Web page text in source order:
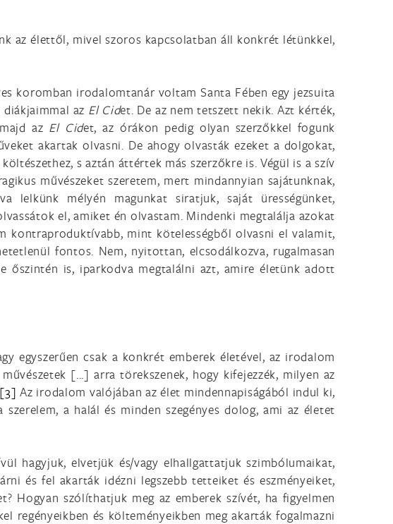
az élettől, mivel szoros kapcsolatban áll konkrét létünkkel,
koromban irodalomtanár voltam Santa Fében egy jezsuita
az El Cidet. De az nem tetszett nekik. Azt kérték,
az El Cidet, az órákon pedig olyan szerzőkkel fogunk
akartak olvasni. De ahogy olvasták ezeket a dolgokat,
s aztán áttértek más szerzőkre is. Végül is a szív
művészeket szeretem, mert mindannyian sajátunknak,
lelkünk mélyén magunkat siratjuk, saját ürességünket,
el, amiket én olvastam. Mindenki megtalálja azokat
kontraproduktívabb, mint kötelességből olvasni el valamit,
fontos. Nem, nyitottan, elcsodálkozva, rugalmasan
őszintén is, iparkodva megtalálni azt, amire életünk adott
egyszerűen csak a konkrét emberek életével, az irodalom
[...] arra törekszenek, hogy kifejezzék, milyen az
[3] Az irodalom valójában az élet mindennapiságából indul ki,
a halál és minden szegényes dolog, ami az életet
hagyjuk, elvetjük és/vagy elhallgattatjuk szimbólumaikat,
és fel akarták idézni legszebb tetteiket és eszményeiket,
Hogyan szólíthatjuk meg az emberek szívét, ha figyelmen
regényeikben és költeményeikben meg akarták fogalmazni